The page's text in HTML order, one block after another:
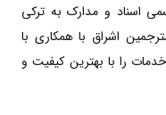
اسناد و مدارک به ترکی
اشراق با همکاری با
را با بهترین کیفیت و